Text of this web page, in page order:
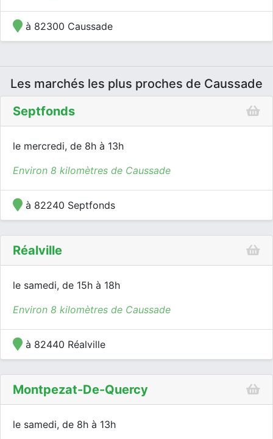
à 82300 Caussade
Les marchés les plus proches de Caussade
Septfonds
le mercredi, de 8h à 13h
Environ 8 kilomètres de Caussade
à 82240 Septfonds
Réalville
le samedi, de 15h à 18h
Environ 8 kilomètres de Caussade
à 82440 Réalville
Montpezat-De-Quercy
le samedi, de 8h à 13h